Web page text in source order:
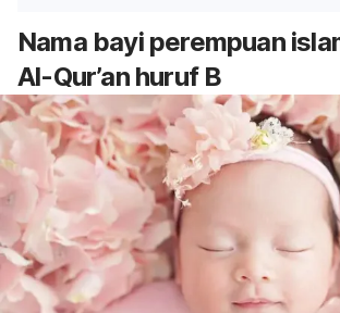
Nama bayi perempuan
Al-Qur’an huruf B